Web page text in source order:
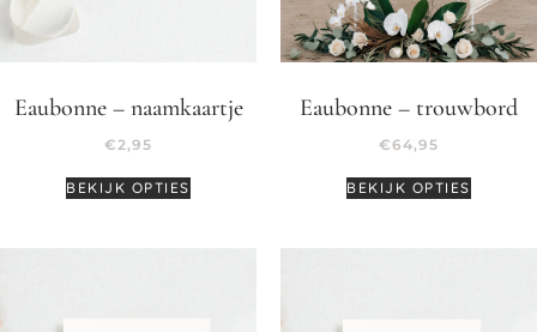
Eaubonne – naamkaartje
€2,95
BEKIJK OPTIES
Eaubonne – trouwbord
€64,95
BEKIJK OPTIES